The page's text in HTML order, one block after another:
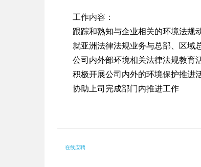
工作内容：
跟踪和熟知与企业相关的环境法规
就亚洲法律法规业务与总部、区域
公司内外部环境相关法律法规教育
积极开展公司内外的环境保护推进
协助上司完成部门内推进工作
在线应聘